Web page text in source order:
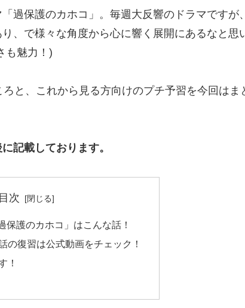
過保護のカホコ」。毎週大反響のドラマですが
、で様々な角度から心に響く展開にあるなと思
も魅力！)
と、これから見る方向けのプチ予習を今回はま
記載しております。
目次
保護のカホコ」はこんな話！
の復習は公式動画をチェック！
！